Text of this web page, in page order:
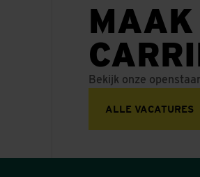
MAAK
Bekijk onze
ALLE VACATURES